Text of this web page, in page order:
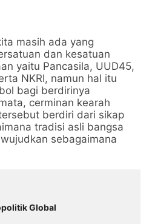
masih ada yang
dan kesatuan
yaitu Pancasila, UUD45,
NKRI, namun hal itu
bagi berdirinya
cerminan kearah
berdiri dari sikap
tradisi asli bangsa
sebagaimana
Global